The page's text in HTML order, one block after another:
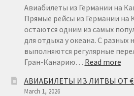
Авиабилеты из Германии на
Прямые рейсы из Германии на
остаются одним из самых
для отдыха у океана. С
выполняются регулярные
Гран-Канарию… Read more:
ИЗ
АВИАБИЛЕТЫ ИЗ ЛИТВЫ ОТ €
March 1, 2026